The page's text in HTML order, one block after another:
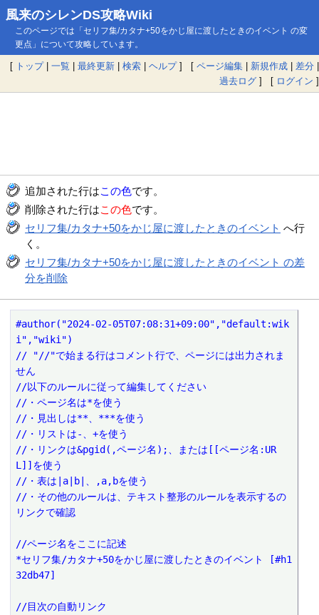
風来のシレンDS攻略Wiki
このページでは「セリフ集/カタナ+50をかじ屋に渡したときのイベント の変
更点」について攻略しています。
[ トップ| 一覧 | 最終更新 | 検索 | ヘルプ] [ ページ編集 | 新規作成 | 差分 |
過去ログ ] [ ログイン ]
追加された行はこの色です。
削除された行はこの色です。
セリフ集/カタナ+50をかじ屋に渡したときのイベント へ行
く。
セリフ集/カタナ+50をかじ屋に渡したときのイベント の差
分を削除
#author("2024-02-05T07:08:31+09:00","default:wik
i","wiki")
// "//"で始まる行はコメント行で、ページには出力されま
せん
//以下のルールに従って編集してください
//・ページ名は*を使う
//・見出しは**、***を使う
//・リストは-、+を使う
//・リンクは&pgid(,ページ名);、または[[ページ名:UR
L]]を使う
//・表は|a|b|、,a,bを使う
//・その他のルールは、テキスト整形のルールを表示するの
リンクで確認
//ページ名をここに記述
*セリフ集/カタナ+50をかじ屋に渡したときのイベント [#h1
32db47]
//目次の自動リンク